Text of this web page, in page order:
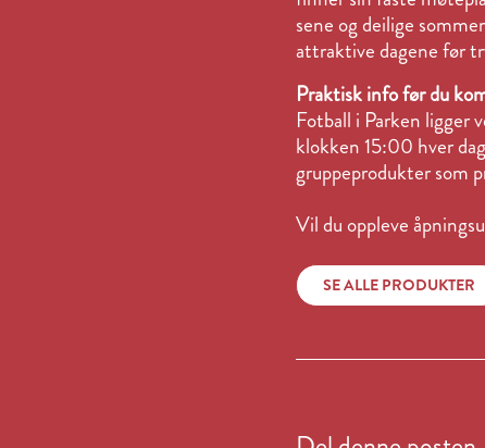
sene og deilige
attraktive dagene før
Praktisk info før du
Fotball i Parken ligger
klokken 15:00 hver
gruppeprodukter som
Vil du oppleve
SE ALLE PRODUKTER